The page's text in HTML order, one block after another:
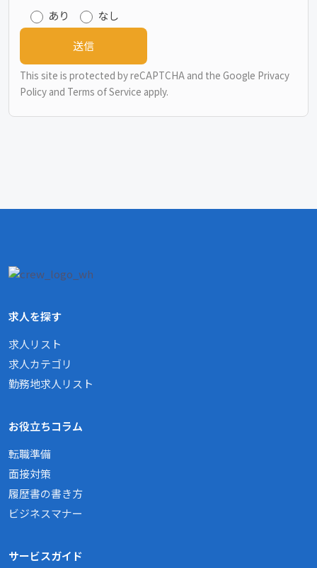
あり なし
This site is protected by reCAPTCHA and the Google Privacy
Policy and Terms of Service apply.
求人を探す
求人リスト
求人カテゴリ
勤務地求人リスト
お役立ちコラム
転職準備
面接対策
履歴書の書き方
ビジネスマナー
サービスガイド